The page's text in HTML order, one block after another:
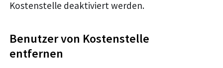
Kostenstelle deaktiviert werden.
Benutzer von Kostenstelle
entfernen